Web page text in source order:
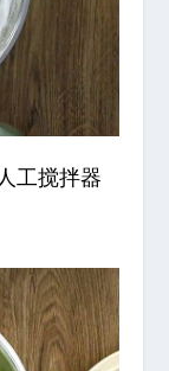
工搅拌器